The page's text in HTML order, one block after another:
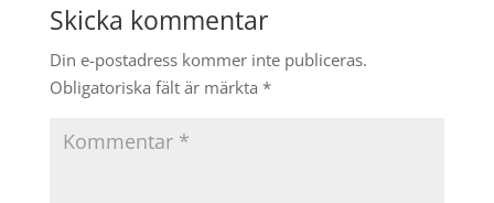
Skicka kommentar
Din e-postadress kommer inte publiceras.
Obligatoriska fält är märkta *